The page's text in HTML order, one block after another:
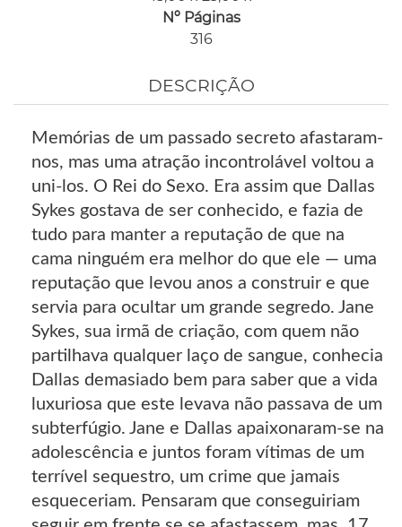
Nº Páginas
316
DESCRIÇÃO
Memórias de um passado secreto afastaram-
nos, mas uma atração incontrolável voltou a
uni-los. O Rei do Sexo. Era assim que Dallas
Sykes gostava de ser conhecido, e fazia de
tudo para manter a reputação de que na
cama ninguém era melhor do que ele — uma
reputação que levou anos a construir e que
servia para ocultar um grande segredo. Jane
Sykes, sua irmã de criação, com quem não
partilhava qualquer laço de sangue, conhecia
Dallas demasiado bem para saber que a vida
luxuriosa que este levava não passava de um
subterfúgio. Jane e Dallas apaixonaram-se na
adolescência e juntos foram vítimas de um
terrível sequestro, um crime que jamais
esqueceriam. Pensaram que conseguiriam